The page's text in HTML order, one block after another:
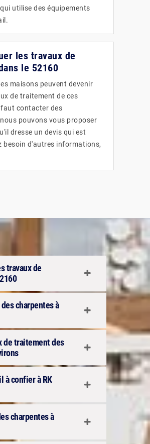
utilise des équipements
les travaux de
le 52160
maisons peuvent devenir
de traitement de ces
contacter des
pouvons vous proposer
dresse un devis qui est
besoin d'autres informations,
travaux de
charpentes à
de traitement des
à confier à RK
charpentes à